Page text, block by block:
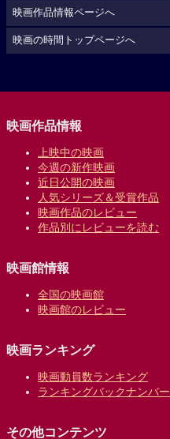
映画作品情報ページへ
映画の時間トップページへ
映画作品情報
上映中の映画
今週の新作映画
近日公開の映画
人気シリーズ＆受賞作品
映画作品のレビュー
作品別にレビューを読む
映画館情報
全国の映画館
映画館のレビュー
映画ランキング
映画動員数ランキング
ランキングバックナンバー
その他コンテンツ